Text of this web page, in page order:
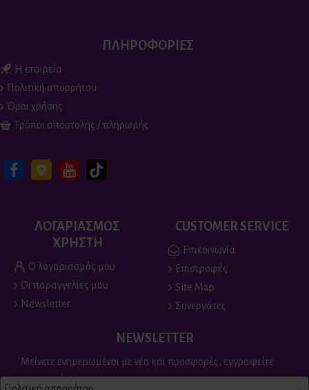
ΠΛΗΡΟΦΟΡΙΕΣ
Η εταιρεία
Πολιτική απορρήτου
Όροι χρήσης
Τρόποι αποστολής / πληρωμής
ΛΟΓΑΡΙΑΣΜΟΣ
ΧΡΗΣΤΗ
Ο λογαριασμός μου
Οι παραγγελίες μου
Newsletter
CUSTOMER SERVICE
Επικοινωνία
Επιστροφές
Site Map
Συνεργάτες
NEWSLETTER
Μείνετε ενημερωμένοι με νέα και προσφορές, εγγραφείτε
στο newsletter